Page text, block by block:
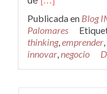
Pasos
para
identificar
las
buenas
Publicada en Blog
Palomares
thinking,emprender,
innovar,negocio